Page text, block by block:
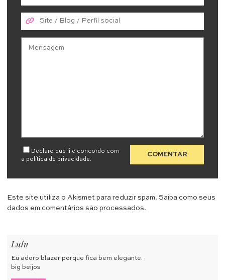
Declaro que li e concordo com
a política de privacidade.
Este site utiliza o Akismet para reduzir spam. Saiba como seus
dados em comentários são processados.
Lulu
Eu adoro blazer porque fica bem elegante.
big beijos